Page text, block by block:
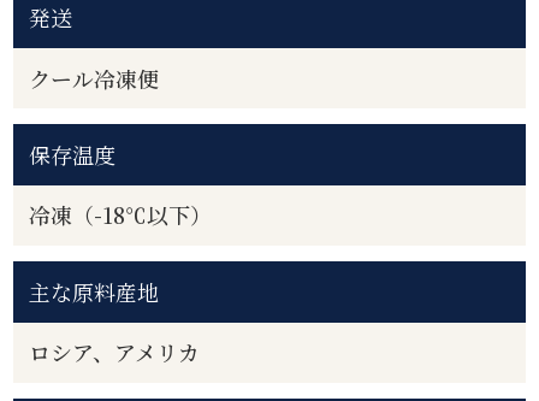
発送
クール冷凍便
保存温度
冷凍（-18℃以下）
主な原料産地
ロシア、アメリカ